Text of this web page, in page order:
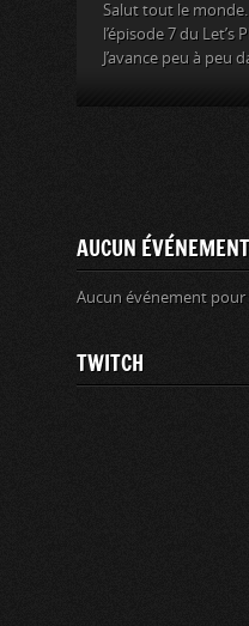
Salut tout le
l’épisode 7 du Let’s
J’avance peu à peu
AUCUN ÉVÉNEMENT
Aucun événement
TWITCH